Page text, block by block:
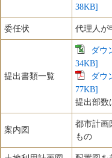
38KB]
委任状 代理人が
提出書類一覧
ダウ
34KB]
ダウ
77KB]
提出部数
案内図
都市計画
もの